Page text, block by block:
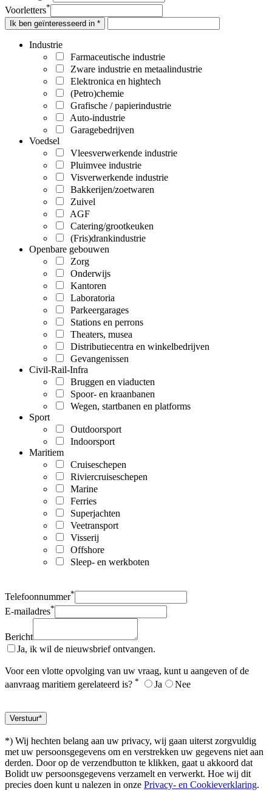
Voorletters*
Ik ben geïnteresseerd in *
Industrie
Farmaceutische industrie
Zware industrie en metaalindustrie
Elektronica en hightech
(Petro)chemie
Grafische / papierindustrie
Auto-industrie
Garagebedrijven
Voedsel
Vleesverwerkende industrie
Pluimvee industrie
Visverwerkende industrie
Bakkerijen/zoetwaren
Zuivel
AGF
Catering/grootkeuken
(Fris)drankindustrie
Openbare gebouwen
Zorg
Onderwijs
Kantoren
Laboratoria
Parkeergarages
Stations en perrons
Theaters, musea
Distributiecentra en winkelbedrijven
Gevangenissen
Civil-Rail-Infra
Bruggen en viaducten
Spoor- en kraanbanen
Wegen, startbanen en platforms
Sport
Outdoorsport
Indoorsport
Maritiem
Cruiseschepen
Riviercruiseschepen
Marine
Ferries
Superjachten
Veetransport
Visserij
Offshore
Sleep- en werkboten
Telefoonnummer*
E-mailadres*
Bericht
Ja, ik wil de nieuwsbrief ontvangen.
Voor een vlotte opvolging van uw vraag, kunt u aangeven of de
aanvraag maritiem gerelateerd is? * Ja Nee
*) Wij hechten belang aan uw privacy, wij gaan uiterst zorgvuldig
met uw persoonsgegevens om en verstrekken uw gegevens niet aan
derden. Door op de verzendbutton te klikken, gaat u akkoord dat
Bolidt uw persoonsgegevens verzamelt en verwerkt. Hoe wij dit
precies doen kunt u nalezen in onze Privacy- en Cookieverklaring.